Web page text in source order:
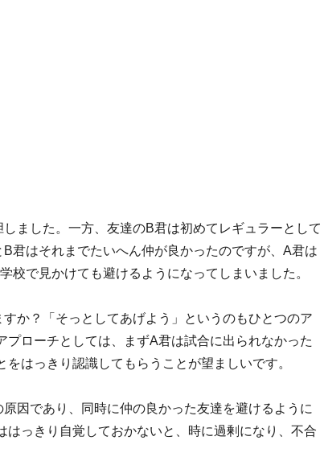
ました。一方、友達のB君は初めてレギュラーとして
君はそれまでたいへん仲が良かったのですが、A君は
校で見かけても避けるようになってしまいました。
か？「そっとしてあげよう」というのもひとつのア
ローチとしては、まずA君は試合に出られなかった
はっきり認識してもらうことが望ましいです。
因であり、同時に仲の良かった友達を避けるように
っきり自覚しておかないと、時に過剰になり、不合